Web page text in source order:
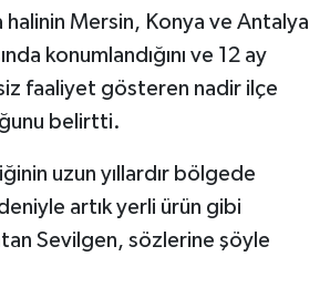
halinin Mersin, Konya ve Antalya
konumlandığını ve 12 ay
faaliyet gösteren nadir ilçe
belirtti.
uzun yıllardır bölgede
artık yerli ürün gibi
Sevilgen, sözlerine şöyle